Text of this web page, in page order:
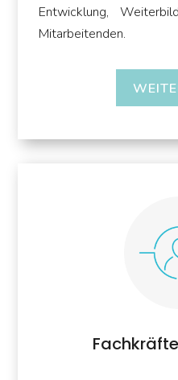
Entwicklung,
Mitarbeitenden.